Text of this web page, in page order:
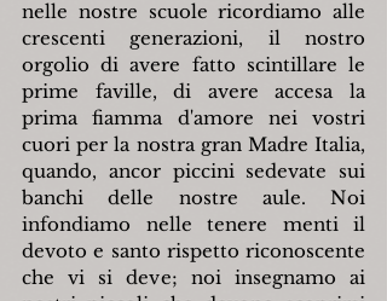
nelle nostre scuole ricordiamo alle
crescenti generazioni, il nostro
orgolio di avere fatto scintillare le
prime faville, di avere accesa la
prima fiamma d'amore nei vostri
cuori per la nostra gran Madre Italia,
quando, ancor piccini sedevate sui
banchi delle nostre aule. Noi
infondiamo nelle tenere menti il
devoto e santo rispetto riconoscente
che vi si deve; noi insegnamo ai